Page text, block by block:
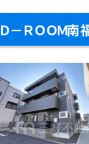
Ｄ－ＲＯＯＭ